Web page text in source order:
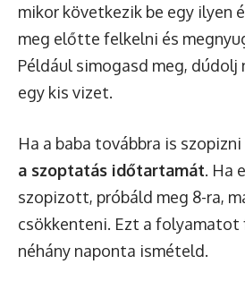
mikor következik be egy ilyen
meg előtte felkelni és
Például simogasd meg, dúdolj
egy kis vizet.
Ha a baba továbbra is szopizni
a szoptatás időtartamát. Ha
szopizott, próbáld meg 8-ra,
csökkenteni. Ezt a folyamatot
néhány naponta ismételd.